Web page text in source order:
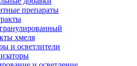
препараты
хмеля
и осветлители